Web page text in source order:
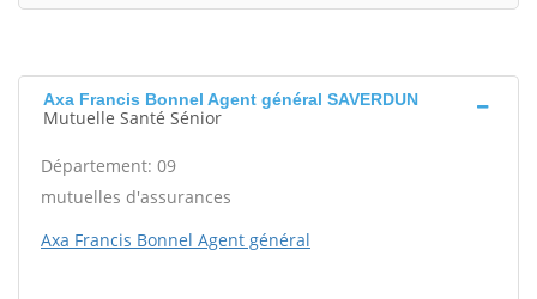
Axa Francis Bonnel Agent général SAVERDUN
Mutuelle Santé Sénior
Département: 09
mutuelles d'assurances
Axa Francis Bonnel Agent général